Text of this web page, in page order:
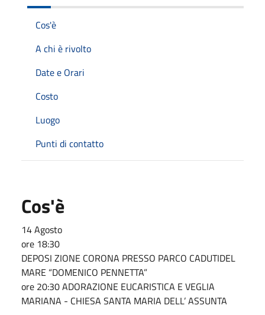
Cos'è
A chi è rivolto
Date e Orari
Costo
Luogo
Punti di contatto
Cos'è
14 Agosto
ore 18:30
DEPOSI ZIONE CORONA PRESSO PARCO CADUTIDEL
MARE “DOMENICO PENNETTA”
ore 20:30 ADORAZIONE EUCARISTICA E VEGLIA
MARIANA - CHIESA SANTA MARIA DELL’ ASSUNTA